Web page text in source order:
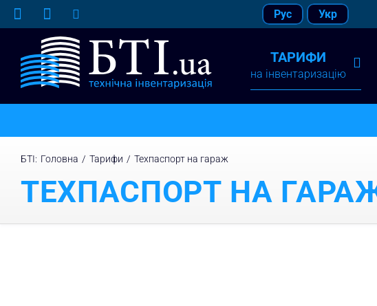
Skip
to
content
Рус Укр
ТАРИФИ
на інвентаризацію
БТІ: Головна / Тарифи / Техпаспорт на гараж
ТЕХПАСПОРТ НА